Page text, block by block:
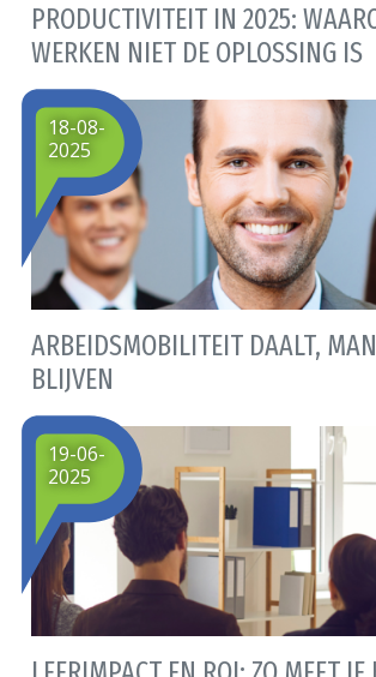
PRODUCTIVITEIT IN 2025:
WERKEN NIET DE OPLOSSING IS
ARBEIDSMOBILITEIT DAALT,
BLIJVEN
18-08-
2025
19-06-
2025